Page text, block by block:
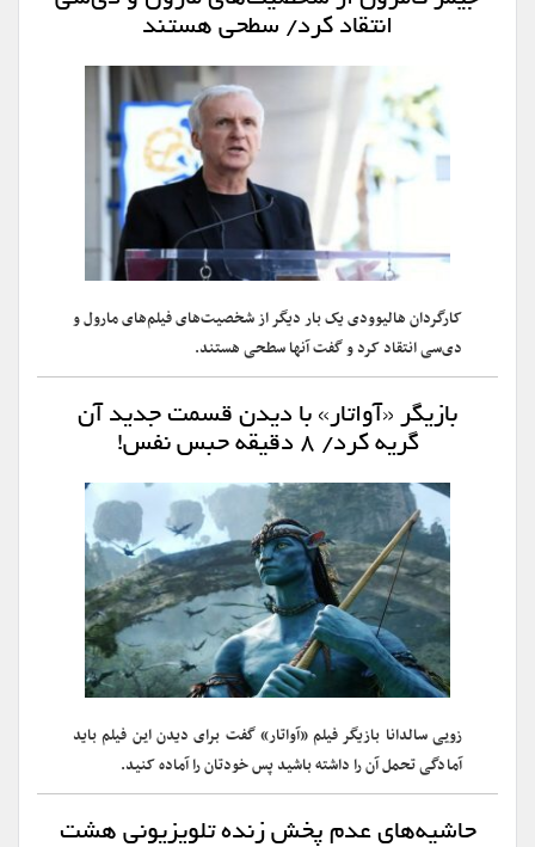
انتقاد کرد/ سطحی هستند
کارگردان هالیوودی یک بار دیگر از شخصیت‌های فیلم‌های مارول و
دی‌سی انتقاد کرد و گفت آنها سطحی هستند.
بازیگر «آواتار» با دیدن قسمت جدید آن
گریه کرد/ ۸ دقیقه حبس نفس!
زویی سالدانا بازیگر فیلم «آواتار» گفت برای دیدن این فیلم باید
آمادگی تحمل آن را داشته باشید پس خودتان را آماده کنید.
حاشیه‌های عدم پخش زنده تلویزیونی هشت